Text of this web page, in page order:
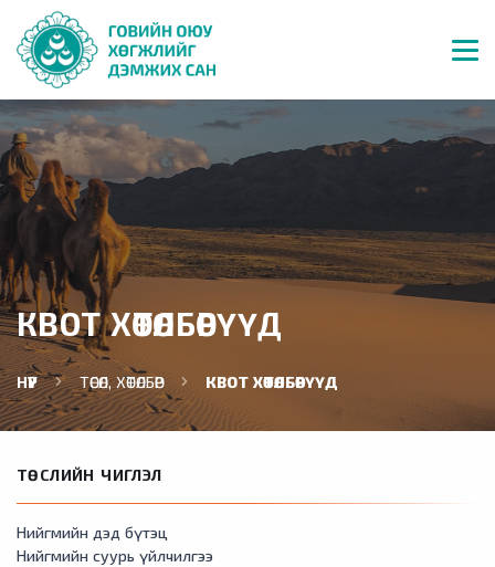
КВОТ ХӨТӨЛБӨРҮҮД
НҮҮР ТӨСӨЛ, ХӨТӨЛБӨР КВОТ ХӨТӨЛБӨРҮҮД
ТӨСЛИЙН ЧИГЛЭЛ
Нийгмийн дэд бүтэц
Нийгмийн суурь үйлчилгээ